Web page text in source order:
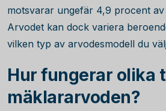
motsvarar ungefär 4,9 procent
Arvodet kan dock variera
vilken typ av arvodesmodell du
Hur fungerar olika
mäklararvoden?